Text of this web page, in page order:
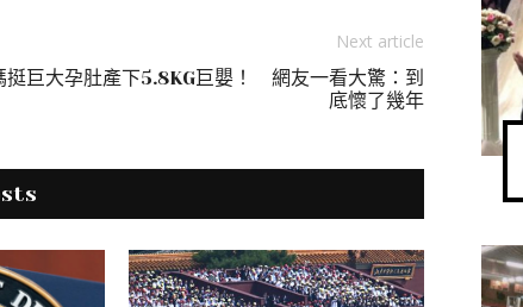
Next article
挺巨大孕肚產下5.8KG巨嬰！ 網友一看大驚：到
底懷了幾年